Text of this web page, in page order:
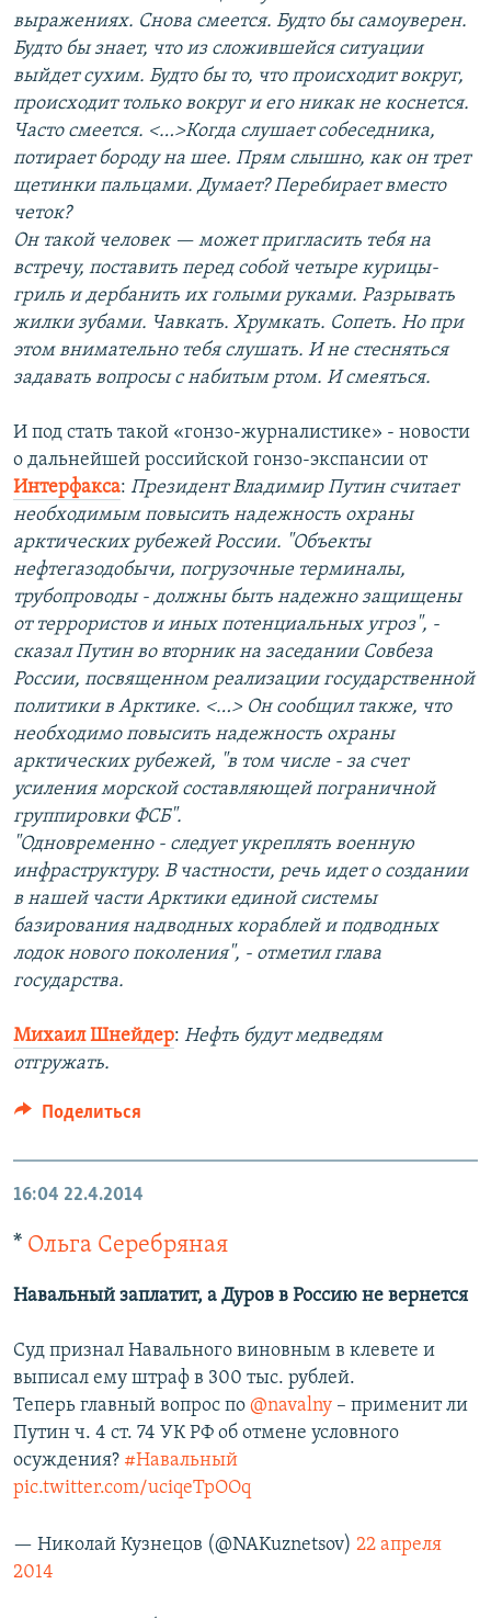
выражениях. Снова смеется. Будто бы самоуверен.
Будто бы знает, что из сложившейся ситуации
выйдет сухим. Будто бы то, что происходит вокруг,
происходит только вокруг и его никак не коснется.
Часто смеется. <…>Когда слушает собеседника,
потирает бороду на шее. Прям слышно, как он трет
щетинки пальцами. Думает? Перебирает вместо
четок?
Он такой человек — может пригласить тебя на
встречу, поставить перед собой четыре курицы-
гриль и дербанить их голыми руками. Разрывать
жилки зубами. Чавкать. Хрумкать. Сопеть. Но при
этом внимательно тебя слушать. И не стесняться
задавать вопросы с набитым ртом. И смеяться.
И под стать такой «гонзо-журналистике» - новости
о дальнейшей российской гонзо-экспансии от
Интерфакса: Президент Владимир Путин считает
необходимым повысить надежность охраны
арктических рубежей России. "Объекты
нефтегазодобычи, погрузочные терминалы,
трубопроводы - должны быть надежно защищены
от террористов и иных потенциальных угроз", -
сказал Путин во вторник на заседании Совбеза
России, посвященном реализации государственной
политики в Арктике. <…> Он сообщил также, что
необходимо повысить надежность охраны
арктических рубежей, "в том числе - за счет
усиления морской составляющей пограничной
группировки ФСБ".
"Одновременно - следует укреплять военную
инфраструктуру. В частности, речь идет о создании
в нашей части Арктики единой системы
базирования надводных кораблей и подводных
лодок нового поколения", - отметил глава
государства.
Михаил Шнейдер: Нефть будут медведям
отгружать.
Поделиться
16:04 22.4.2014
* Ольга Серебряная
Навальный заплатит, а Дуров в Россию не вернется
Суд признал Навального виновным в клевете и
выписал ему штраф в 300 тыс. рублей.
Теперь главный вопрос по @navalny – применит ли
Путин ч. 4 ст. 74 УК РФ об отмене условного
осуждения? #Навальный
pic.twitter.com/uciqeTpOOq
— Николай Кузнецов (@NAKuznetsov) 22 апреля
2014